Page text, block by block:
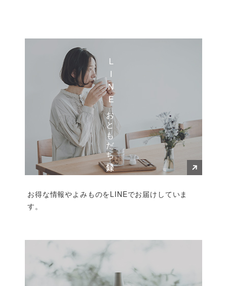
LINEおともだち登録
お得な情報やよみものをLINEでお届けしていま
す。